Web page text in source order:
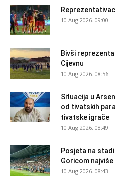
10 Aug 2026. 09:00
Bivši
Cijevnu
10 Aug 2026. 08:56
Situacija u
od tivatskih
tivatske igrače
10 Aug 2026. 08:49
Posjeta na
Goricom
10 Aug 2026. 08:43